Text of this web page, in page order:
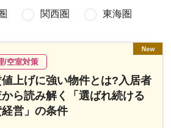
関西圏 東海圏
/空室対策
上げに強い物件とは?入居者
ら読み解く「選ばれ続ける
営」の条件